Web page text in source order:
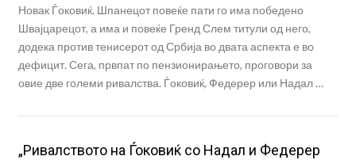
Новак Ѓоковиќ. Шпанецот повеќе пати го има победено
Швајцарецот, а има и повеќе Гренд Слем титули од него,
додека против тенисерот од Србија во двата аспекта е во
дефицит. Сега, првпат по пензионирањето, проговори за
овие две големи ривалства. Ѓоковиќ, Федерер или Надал …
„Ривалството на Ѓоковиќ со Надал и Федерер